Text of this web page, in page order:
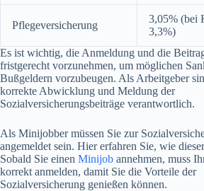
Pflegeversicherung
3,05% (bei
3,3%)
Es ist wichtig, die Anmeldung und die
fristgerecht vorzunehmen, um möglichen
Bußgeldern vorzubeugen. Als Arbeitgeber
korrekte Abwicklung und Meldung der
Sozialversicherungsbeiträge verantwortlich.
Als Minijobber müssen Sie zur
angemeldet sein. Hier erfahren Sie, wie
Sobald Sie einen Minijob annehmen, muss
korrekt anmelden, damit Sie die Vorteile der
Sozialversicherung genießen können.